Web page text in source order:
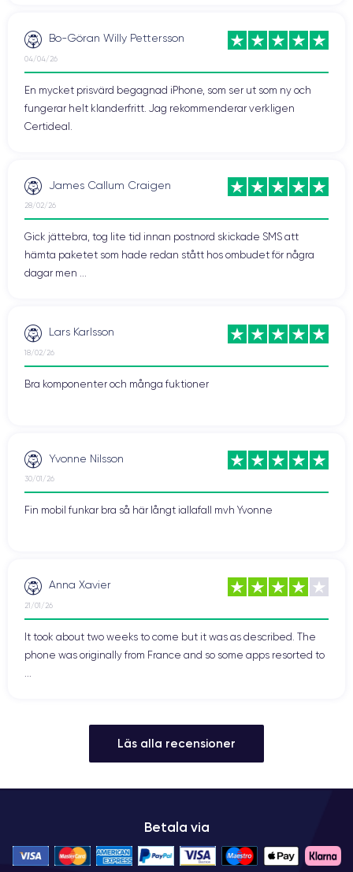
Bo-Göran Willy Pettersson
04/04/26
En mycket prisvärd begagnad iPhone, som ser ut som ny och
fungerar helt klanderfritt. Jag rekommenderar verkligen
Certideal.
James Callum Craigen
28/02/26
Gick jättebra, tog lite tid innan postnord skickade SMS att
hämta paketet som hade redan stått hos ombudet för några
dagar men ...
Lars Karlsson
18/02/26
Bra komponenter och många fuktioner
Yvonne Nilsson
30/01/26
Fin mobil funkar bra så här långt iallafall mvh Yvonne
Anna Xavier
21/01/26
It took about two weeks to come but it was as described. The
phone was originally from France and so some apps resorted to
Läs alla recensioner
Betala via